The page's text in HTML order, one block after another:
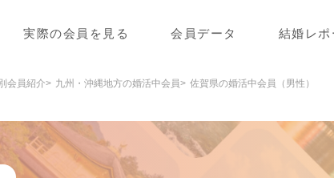
実際の会員を見る 会員データ 結婚レポ
会員紹介 九州・沖縄地方の婚活中会員 佐賀県の婚活中会員（男性）